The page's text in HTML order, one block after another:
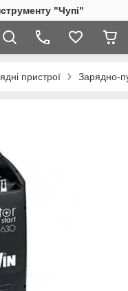
"Чупі"
пристрої Зарядно-